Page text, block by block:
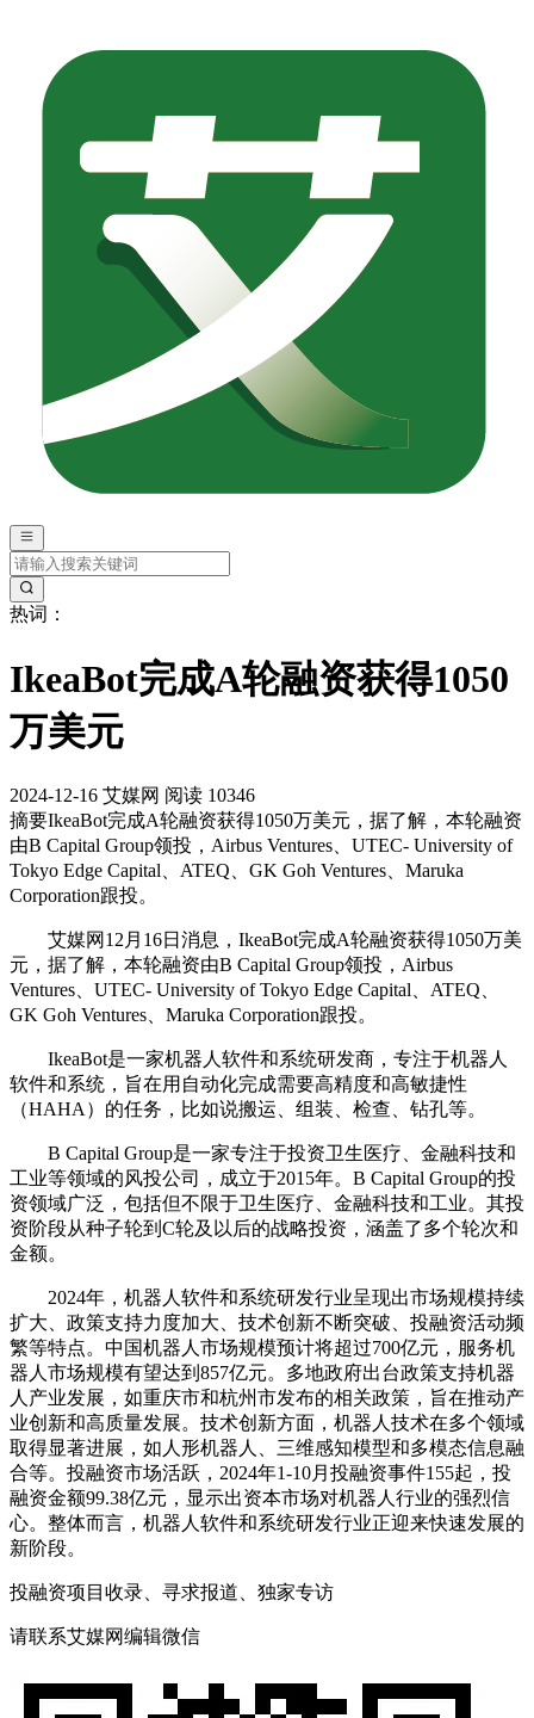
热词：
IkeaBot完成A轮融资获得1050
万美元
2024-12-16 艾媒网 阅读 10346
摘要IkeaBot完成A轮融资获得1050万美元，据了解，本轮融资
由B Capital Group领投，Airbus Ventures、UTEC- University of
Tokyo Edge Capital、ATEQ、GK Goh Ventures、Maruka
Corporation跟投。
艾媒网12月16日消息，IkeaBot完成A轮融资获得1050万美
元，据了解，本轮融资由B Capital Group领投，Airbus
Ventures、UTEC- University of Tokyo Edge Capital、ATEQ、
GK Goh Ventures、Maruka Corporation跟投。
IkeaBot是一家机器人软件和系统研发商，专注于机器人
软件和系统，旨在用自动化完成需要高精度和高敏捷性
（HAHA）的任务，比如说搬运、组装、检查、钻孔等。
‌B Capital Group‌是一家专注于投资卫生医疗、金融科技和
工业等领域的风投公司，成立于2015年。B Capital Group的投
资领域广泛，包括但不限于卫生医疗、金融科技和工业。其投
资阶段从种子轮到C轮及以后的战略投资，涵盖了多个轮次和
金额‌。
2024年，机器人软件和系统研发行业呈现出市场规模持续
扩大、政策支持力度加大、技术创新不断突破、投融资活动频
繁等特点。中国机器人市场规模预计将超过700亿元，服务机
器人市场规模有望达到857亿元。多地政府出台政策支持机器
人产业发展，如重庆市和杭州市发布的相关政策，旨在推动产
业创新和高质量发展。技术创新方面，机器人技术在多个领域
取得显著进展，如人形机器人、三维感知模型和多模态信息融
合等。投融资市场活跃，2024年1-10月投融资事件155起，投
融资金额99.38亿元，显示出资本市场对机器人行业的强烈信
心。整体而言，机器人软件和系统研发行业正迎来快速发展的
新阶段。
投融资项目收录、寻求报道、独家专访
请联系艾媒网编辑微信